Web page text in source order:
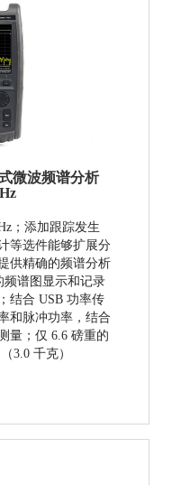
微波频谱分析
； 添加跟踪发生
等选件能够扩展分
供精确的频谱分析
频谱图显示和记录
结合 USB 功率传
和脉冲功率，结合
量；仅 6.6 磅重的
3.0 千克）